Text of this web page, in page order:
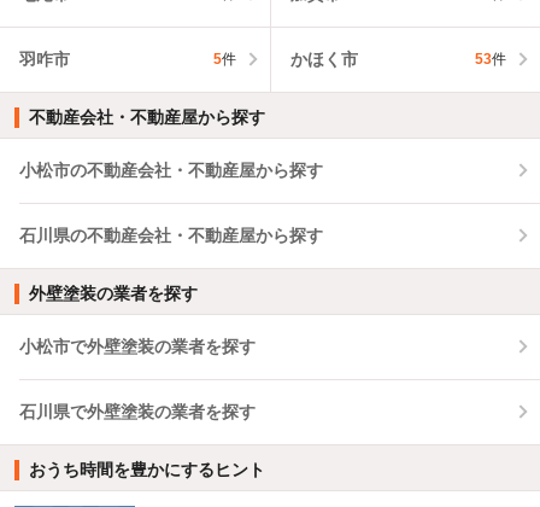
羽咋市 5件 かほく市 53件
不動産会社・不動産屋から探す
小松市の不動産会社・不動産屋から探す
石川県の不動産会社・不動産屋から探す
外壁塗装の業者を探す
小松市で外壁塗装の業者を探す
石川県で外壁塗装の業者を探す
おうち時間を豊かにするヒント